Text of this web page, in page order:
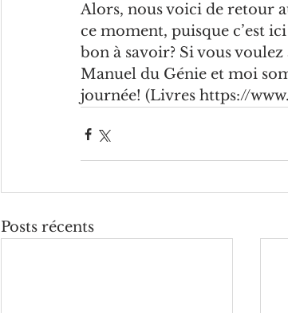
Alors, nous voici de retour
ce moment, puisque c’est
bon à savoir? Si vous
Manuel du Génie et moi
journée! (Livres https://
Posts récents